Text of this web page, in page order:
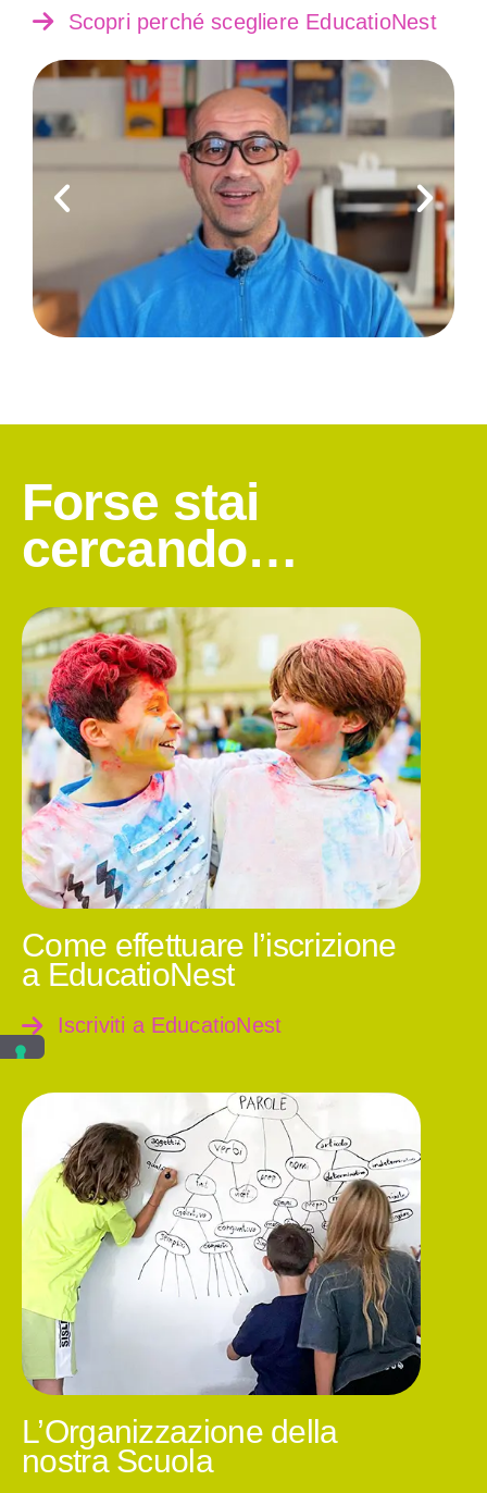
Scopri perché scegliere EducatioNest
Forse stai
cercando…
Come effettuare l’iscrizione
a EducatioNest
Iscriviti a EducatioNest
L’Organizzazione della
nostra Scuola